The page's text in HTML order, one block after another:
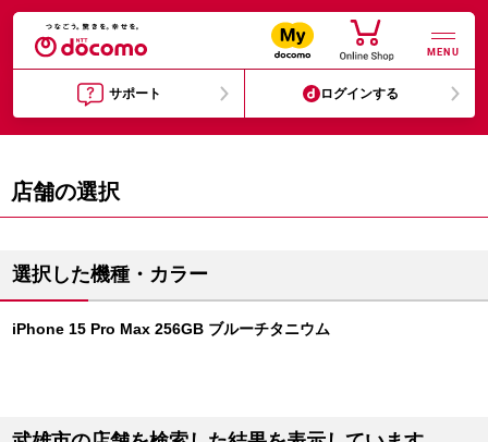
MENU
サポート ログインする
店舗の選択
選択した機種・カラー
iPhone 15 Pro Max 256GB ブルーチタニウム